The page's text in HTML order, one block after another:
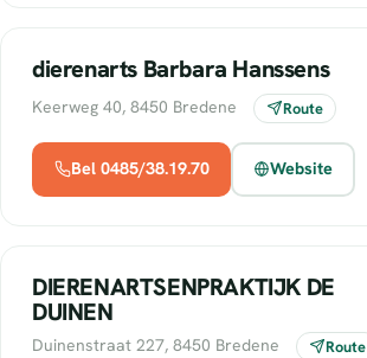
dierenarts Barbara Hanssens
Keerweg 40, 8450 Bredene Route
Bel 0485/38.19.70 Website
DIERENARTSENPRAKTIJK DE
DUINEN
Duinenstraat 227, 8450 Bredene Route